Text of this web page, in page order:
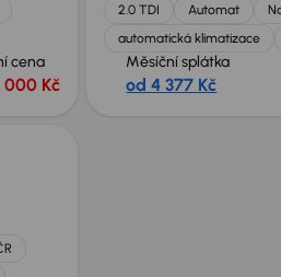
cena
000 Kč
2.0 TDI Automat
automatická klimatizace
Měsíční splátka
od 4 377 Kč